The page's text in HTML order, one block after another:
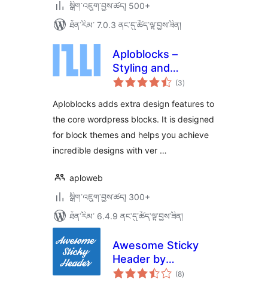
སྒྲིག་འཇུག་བྱས་ཚད། 500+
ཐོན་རིམ་ 7.0.3 ནང་དུ་ཚོད་ལྟ་བྱས་ཟིན།
Aploblocks –
Styling and
Patterns for the
(3གདེང་
འཇོག་
ཚང་།
)
Aploblocks adds extra design features to
the core wordpress blocks. It is designed
for block themes and helps you achieve
incredible designs with ver …
aploweb
སྒྲིག་འཇུག་བྱས་ཚད། 300+
ཐོན་རིམ་ 6.4.9 ནང་དུ་ཚོད་ལྟ་བྱས་ཟིན།
Awesome Sticky
Header by
DevCanyon (8གདེང་
འཇོག་
)